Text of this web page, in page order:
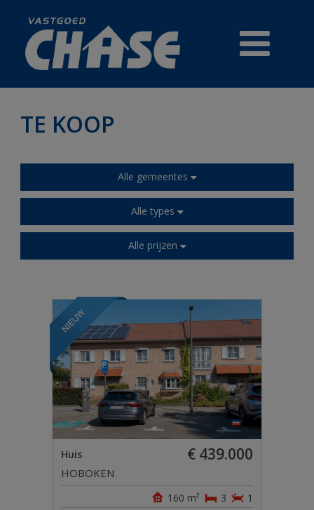
PRESTIGE
HANDELSZAKEN
REFERENTIES
OVER CHASE
LOGIN
TE HUUR
AANBOD BUITENLAND
TE KOOP
Alle gemeentes
Alle types
Alle prijzen
Huis € 439.000
HOBOKEN
1
3
160 m²